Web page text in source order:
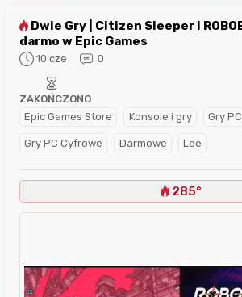
darmo w Epic Games
10 cze 0
Epic Games Store Konsole i gry Gry PC
Gry PC Cyfrowe Darmowe Lee
ZAKOŃCZONO
285°